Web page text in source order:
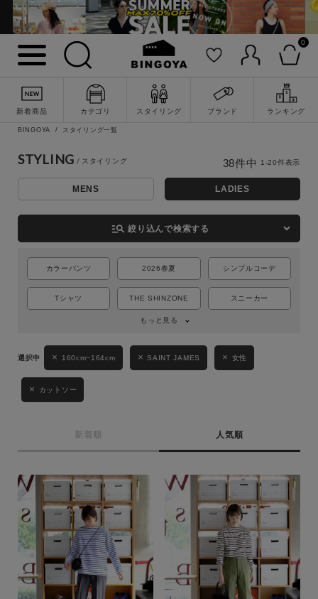
0
新着商品 カテゴリ スタイリング ブランド ランキング
詳細検索
BINGOYA スタイリング一覧
STYLING
MENS LADIES
manage_search 絞り込んで検索する
カラーパンツ 2026春夏 シンプルコーデ
Tシャツ THE SHINZONE スニーカー
もっと見る
160cm~164cm SAINT JAMES 女性
カットソー
新着順 人気順
38件中 1-20件表示